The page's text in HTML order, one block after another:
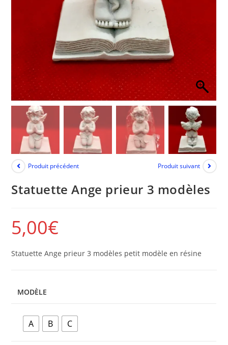
Produit précédent Produit suivant
Statuette Ange prieur 3 modèles
5,00€
Statuette Ange prieur 3 modèles petit modèle en résine
MODÈLE
A B C